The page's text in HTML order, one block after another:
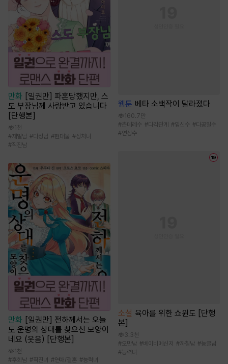
만화 [일권만] 파혼당했지만, 스
도 부장님께 사랑받고 있습니다
[단행본]
1천
# 재벌남 #다정남 #현대물 #상처녀
#직진남
만화 [일권만] 전하께서는 오늘
도 운명의 상대를 찾으신 모양이
네요 (웃음) [단행본]
1천
#후회남 #직진녀 #연애/결혼 #능력녀
웹툰 베타 소백작이 달라졌다
160.7만
#츤데레수 #다각관계 #임신수 #다공일수
#연상수
소설 육아를 위한 쇼윈도 [단행
본]
3.3천
#오만남 #베이비메신저 #까칠남 #능글남
#능력녀